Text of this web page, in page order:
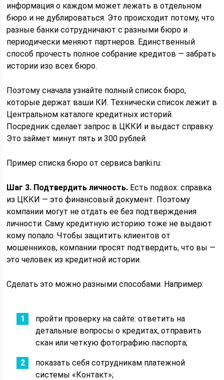
информация о каждом может лежать в отдельном
бюро и не дублироваться. Это происходит потому, что
разные банки сотрудничают с разными бюро и
периодически меняют партнеров. Единственный
способ прочесть полное собрание кредитов — забрать
истории изо всех бюро.
Поэтому сначала узнайте полный список бюро,
которые держат ваши КИ. Технически список лежит в
Центральном каталоге кредитных историй.
Посредник сделает запрос в ЦККИ и выдаст справку.
Это займет минут пять и 300 рублей.
Пример списка бюро от сервиса banki.ru:
Шаг 3. Подтвердить личность. Есть подвох: справка
из ЦККИ — это финансовый документ. Поэтому
компании могут не отдать ее без подтверждения
личности. Саму кредитную историю тоже не выдают
кому попало. Чтобы защитить клиентов от
мошенников, компании просят подтвердить, что вы —
это человек из кредитной истории.
Сделать это можно разными способами. Например:
пройти проверку на сайте: ответить на
детальные вопросы о кредитах, отправить
скан или четкую фотографию паспорта;
показать себя сотрудникам платежной
системы «Контакт»;